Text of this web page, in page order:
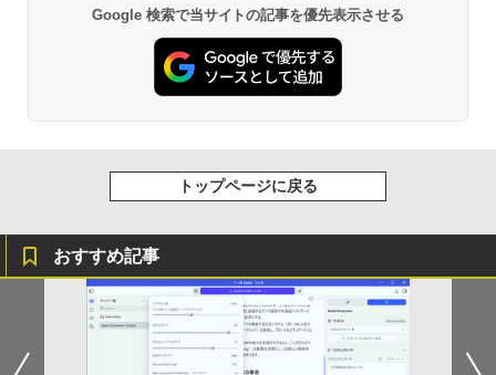
Google 検索で当サイトの記事を優先表示させる
トップページに戻る
おすすめ記事